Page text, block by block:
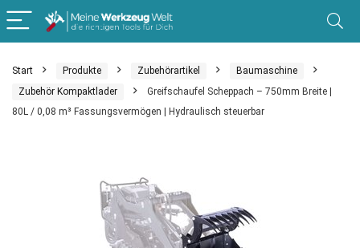
Start Produkte Zubehörartikel
Baumaschine
Zubehör Kompaktlader
Greifschaufel Scheppach – 750mm Breite |
80L / 0,08 m³ Fassungsvermögen | Hydraulisch steuerbar